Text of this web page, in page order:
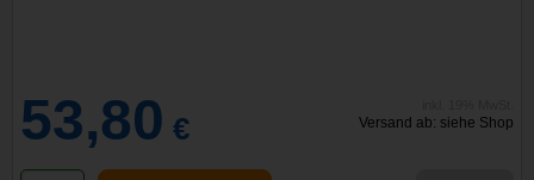
53,80 € Versand ab: siehe Shop